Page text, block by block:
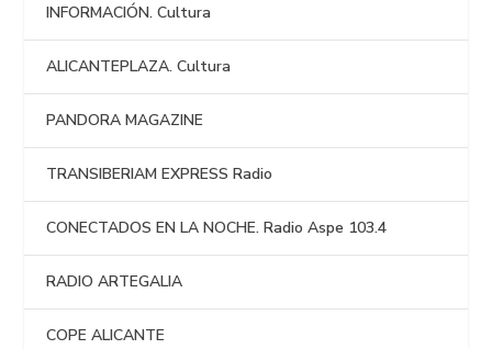
INFORMACIÓN. Cultura
ALICANTEPLAZA. Cultura
PANDORA MAGAZINE
TRANSIBERIAM EXPRESS Radio
CONECTADOS EN LA NOCHE. Radio Aspe 103.4
RADIO ARTEGALIA
COPE ALICANTE